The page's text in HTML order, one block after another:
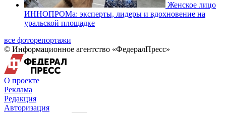
Женское лицо
ИННОПРОМа: эксперты, лидеры и вдохновение на
уральской площадке
все фоторепортажи
© Информационное агентство «ФедералПресс»
О проекте
Реклама
Редакция
Авторизация